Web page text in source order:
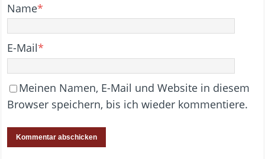
Name*
E-Mail*
Meinen Namen, E-Mail und Website in diesem
Browser speichern, bis ich wieder kommentiere.